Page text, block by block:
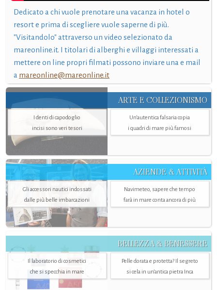
Dedicato a chi vuole prenotare una vacanza in hotel o
resort e prima di scegliere vuole saperne di più.
"Visitandolo" attraverso un video selezionato da
mareonline.it. I titolari di alberghi e villaggi interessati a
mettere on line propri filmati possono inviare una e mail
a mareonline@mareonline.it
ARTE E COLLEZIONISMO
I denti di capodoglio
incisi sono veri tesori
Un’autentica falsaria copia
i quadri di mare più famosi
AZIENDE & ATTIVITÀ
Gli accessori nautici indossati
dalle più belle imbarcazioni
Navimeteo, sapere che tempo
farà in mare conta ancora di più
BELLEZZA & BENESSERE
Il laboratorio di cosmetici
che si specchia in mare
Pelle dorata e protetta? Il segreto
si cela in un’antica pietra Inca